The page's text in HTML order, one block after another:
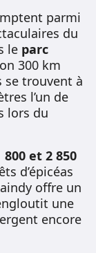
parmi
du
le parc
300 km
se trouvent à
l’un de
lors du
800 et 2 850
d’épicéas
offre un
une
encore